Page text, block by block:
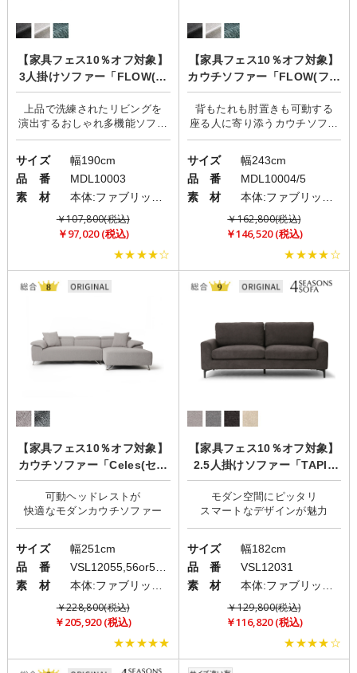
【家具フェス10％オフ対象】
3人掛けソファー「FLOW(フ
ロウ)」
上品で洗練されたリビングを
演出するおしゃれ多機能ソファ
ー
サイズ
幅190cm
品 番
MDL10003
素 材
￥107,800(税込)
￥97,020 (税込)
★★★★☆
【家具フェス10％オフ対象】
カウチソファー「FLOW(フロ
ウ)」
背もたれも肘置きも可動する
座る人に寄り添うカウチソファ
ー
サイズ
幅243cm
品 番
MDL10004/5
素 材
￥162,800(税込)
￥146,520 (税込)
★★★★☆
【家具フェス10％オフ対象】
カウチソファー「Celes(セレ
ス)」
可動ヘッドレストが
サイズ
幅251cm
品 番
VSL12055,56or57,58
素 材
￥228,800(税込)
￥205,920 (税込)
★★★★★
【家具フェス10％オフ対象】
2.5人掛けソファー「TAPIS
(タピス)」
モダン空間にピッタリ
サイズ
幅182cm
品 番
VSL12031
素 材
￥129,800(税込)
￥116,820 (税込)
★★★★☆